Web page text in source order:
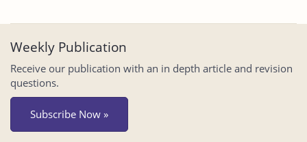
Weekly Publication
Receive our publication with an in depth article and revision
questions.
Subscribe Now »